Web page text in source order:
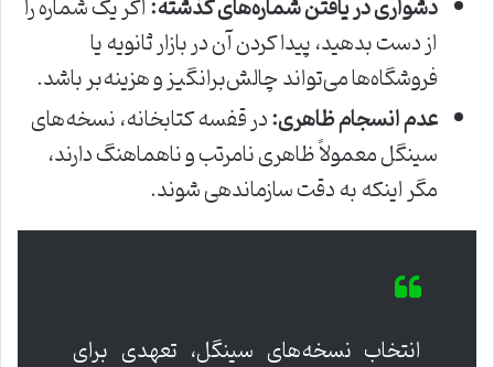
از دست بدهید، پیدا کردن آن در بازار ثانویه یا
فروشگاه‌ها می‌تواند چالش‌برانگیز و هزینه‌بر باشد.
عدم انسجام ظاهری:در قفسه کتابخانه، نسخه‌های
سینگل معمولاً ظاهری نامرتب و ناهماهنگ دارند،
مگر اینکه به دقت سازماندهی شوند.
انتخاب نسخه‌های سینگل، تعهدی برای